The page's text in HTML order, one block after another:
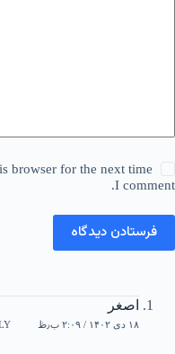
browser for the next time
I comment.
فرستادن دیدگاه
اصغر
۱۸ دی ۱۴۰۲ / ۲:۰۹ ب٫ظ